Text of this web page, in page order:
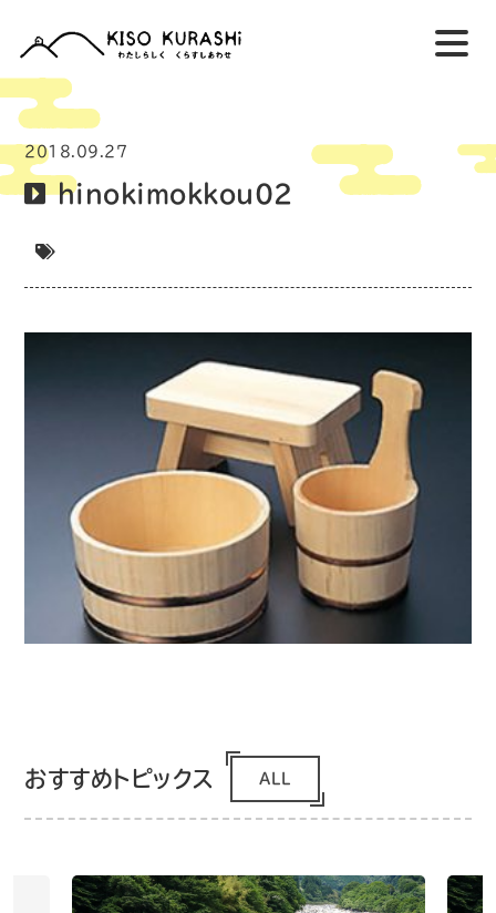
2018.09.27
hinokimokkou02
おすすめトピックス ALL